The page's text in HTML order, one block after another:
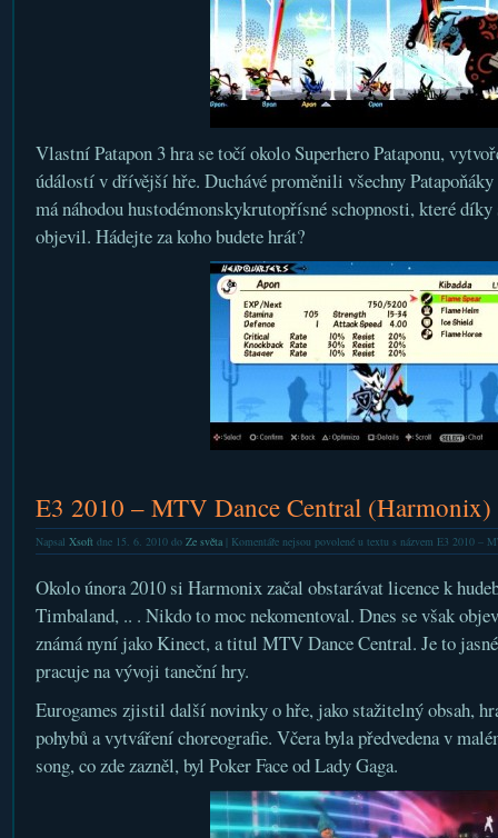
Vlastní Patapon 3 hra se točí okolo Superhero Pataponu,
údálostí v dřívější hře. Duchávé proměnili všechny Patapoňáky
má náhodou hustodémonskykrutopřísné schopnosti, které
objevil. Hádejte za koho budete hrát?
E3 2010 – MTV Dance Central (Harmonix)
Napsal Xsoftdne 15. 6. 2010 do Ze světa| Komentáře nejsou povolenéu textu s názvem E3 2010 –
Okolo února 2010 si Harmonix začal obstarávat licence k
Timbaland, .. . Nikdo to moc nekomentoval. Dnes se však
známá nyní jako Kinect, a titul MTV Dance Central. Je to
pracuje na vývoji taneční hry.
Eurogames zjistil další novinky o hře, jako stažitelný obsah,
pohybů a vytváření choreografie. Včera byla předvedena v
song, co zde zazněl, byl Poker Face od Lady Gaga.